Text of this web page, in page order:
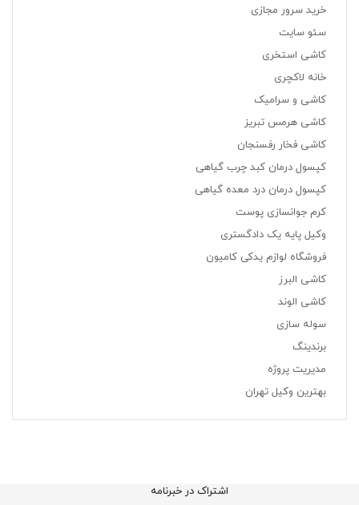
خرید سرور مجازی
سئو سایت
کاشی استخری
خانه لاکچری
کاشی و سرامیک
کاشی هرمس تبریز
کاشی فخار رفسنجان
کپسول درمان کبد چرب گیاهی
کپسول درمان درد معده گیاهی
کرم جوانسازی پوست
وکیل پایه یک دادگستری
فروشگاه لوازم یدکی کامیون
کاشی البرز
کاشی الوند
سوله سازی
برندینگ
مدیریت پروژه
بهترین وکیل تهران
اشتراک در خبرنامه